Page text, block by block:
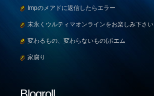
Impのメアドに返信したらエラー
末永くウルティマオンラインをお楽しみ下さい
変わるもの、変わらないもの(ポエム
家腐り